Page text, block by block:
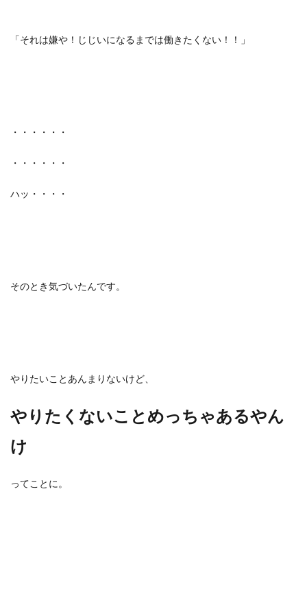
「それは嫌や！じじいになるまでは働きたくない！！」
・・・・・・
・・・・・・
ハッ・・・・
そのとき気づいたんです。
やりたいことあんまりないけど、
やりたくないことめっちゃあるやん
け
ってことに。